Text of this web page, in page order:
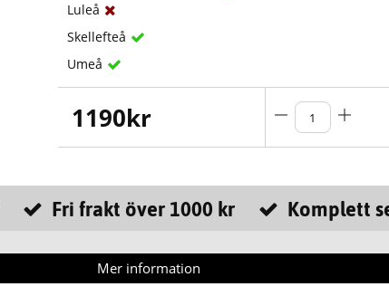
Luleå
Skellefteå
Umeå
1190kr
Fri frakt över 1000 kr Komplett
Mer information